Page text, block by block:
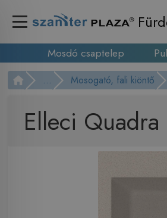
Mosdó csaptelep
... Mosogató, fali kiöntő
Elleci